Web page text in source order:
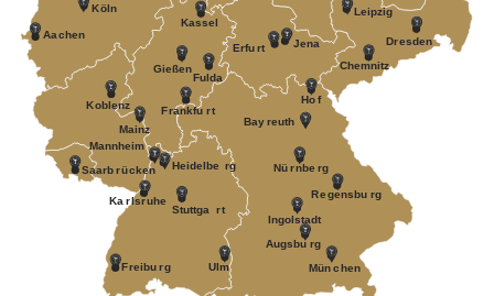
Ulm Mün chen
Nürnbe rg
Augsbu rg
Ingolstadt
Regensbu rg
Stuttga rt
Freibu rg
Karlsruhe
Mannheim
Mainz
Koblenz Frankfu rt
Heidelbe rg
Jena
Erfu rt
Chemnitz
Dresden
Leipzig
Kassel
Köln
Fulda
Saarb rücken
Bayreuth
Aac hen
Ho f
Gießen